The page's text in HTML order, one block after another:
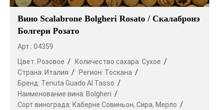
Вино Scalabrone Bolgheri Rosato / Скалабронэ
Болгери Розато
Арт.: 04359
Цвет: Розовое Количество сахара: Сухое
Страна: Италия Регион: Тоскана
Бренд: Tenuta Guado Al Tasso
Наименование вина: Bolgheri
Сорт винограда: Каберне Совиньон, Сира, Мерло